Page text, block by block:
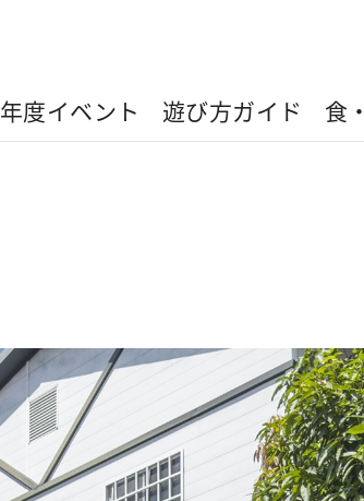
年度イベント 遊び方ガイド 食